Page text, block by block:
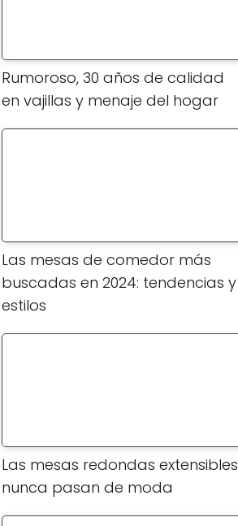
Rumoroso, 30 años de calidad
en vajillas y menaje del hogar
Las mesas de comedor más
buscadas en 2024: tendencias y
estilos
Las mesas redondas extensibles
nunca pasan de moda